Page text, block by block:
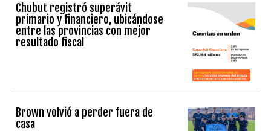
Chubut registró superávit
primario y financiero, ubicándose
entre las provincias con mejor
resultado fiscal
Brown volvió a perder fuera de
casa